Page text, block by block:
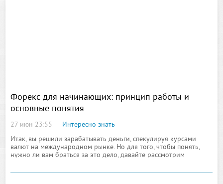
Форекс для начинающих: принцип работы и
основные понятия
27 июн 23:55
Интересно знать
Итак, вы решили зарабатывать деньги, спекулируя курсами
валют на международном рынке. Но для того, чтобы понять,
нужно ли вам браться за это дело, давайте рассмотрим
выходные торговля приостанавливается. Это отличный шанс за